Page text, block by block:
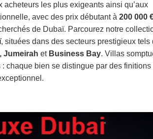
les plus exigeants ainsi qu’aux
avec des prix débutant à200 000
de Dubaï. Parcourez notre
, situées dans des secteurs prestigieux tels
Jumeirah et Business Bay. Villas
chaque bien se distingue par des finitions